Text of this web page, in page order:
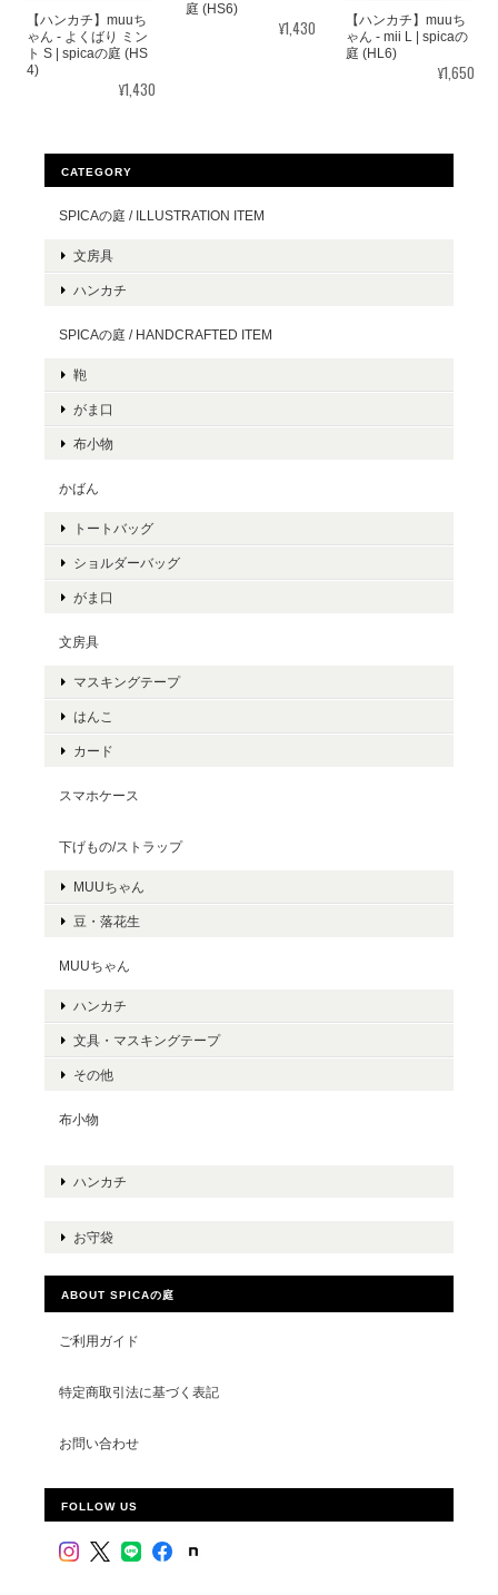
【ハンカチ】muuち
ゃん - よくばり ミン
ト S | spicaの庭 (HS
4)
¥1,430
庭 (HS6)
¥1,430
【ハンカチ】muuち
ゃん - mii L | spicaの
庭 (HL6)
¥1,650
CATEGORY
SPICAの庭 / ILLUSTRATION ITEM
文房具
ハンカチ
SPICAの庭 / HANDCRAFTED ITEM
鞄
がま口
布小物
かばん
トートバッグ
ショルダーバッグ
がま口
文房具
マスキングテープ
はんこ
カード
スマホケース
下げもの/ストラップ
MUUちゃん
豆・落花生
MUUちゃん
ハンカチ
文具・マスキングテープ
その他
布小物
ハンカチ
お守袋
ABOUT SPICAの庭
ご利用ガイド
特定商取引法に基づく表記
お問い合わせ
FOLLOW US